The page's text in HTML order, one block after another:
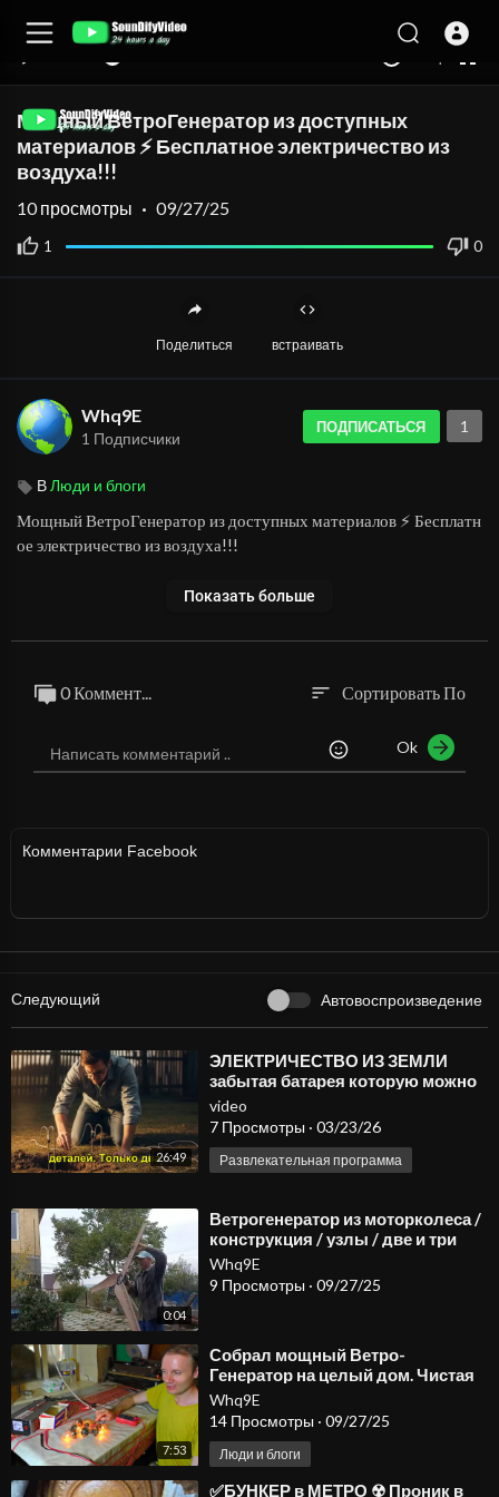
Мощный ВетроГенератор из доступных
материалов ⚡ Бесплатное электричество из
воздуха!!!
1 0
10просмотры · 09/27/25
Поделиться встраивать
Whq9E
1 Подписчики
ПОДПИСАТЬСЯ 1
ВЛюди и блоги
⁣Мощный ВетроГенератор из доступных материалов ⚡ Бесплатн
ое электричество из воздуха!!!
Показать больше
0 Коммент... sort Сортировать По
Ok
Комментарии Facebook
Следующий Автовоспроизведение
26:49
⁣⁣ЭЛЕКТРИЧЕСТВО ИЗ ЗЕМЛИ
забытая батарея которую можно
сделать за 10 минут
video
7 Просмотры · 03/23/26
Развлекательная программа
0:04
⁣Ветрогенератор из моторколеса /
конструкция / узлы / две и три
лопасти / энергия на ветре до 7 м/
с
Whq9E
9 Просмотры · 09/27/25
7:53
⁣Собрал мощный Ветро-
Генератор на целый дом. Чистая
свободная энергия
Whq9E
14 Просмотры · 09/27/25
Люди и блоги
⁣✅БУНКЕР в МЕТРО ☢ Проник в